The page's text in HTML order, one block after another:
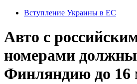
Вступление Украины в ЕС
Авто с
номерами
Финляндию до 16